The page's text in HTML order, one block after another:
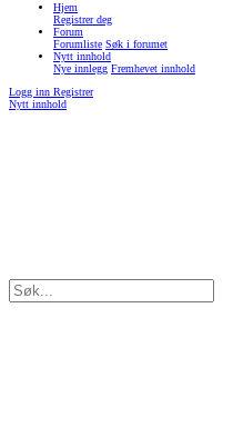
Hjem
Registrer deg
Forum
Forumliste Søk i forumet
Nytt innhold
Nye innlegg Fremhevet innhold
Logg inn Registrer
Nytt innhold